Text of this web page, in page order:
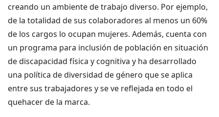
creando un ambiente de trabajo diverso. Por ejemplo,
de la totalidad de sus colaboradores al menos un 60%
de los cargos lo ocupan mujeres. Además, cuenta con
un programa para inclusión de población en situación
de discapacidad física y cognitiva y ha desarrollado
una política de diversidad de género que se aplica
entre sus trabajadores y se ve reflejada en todo el
quehacer de la marca.